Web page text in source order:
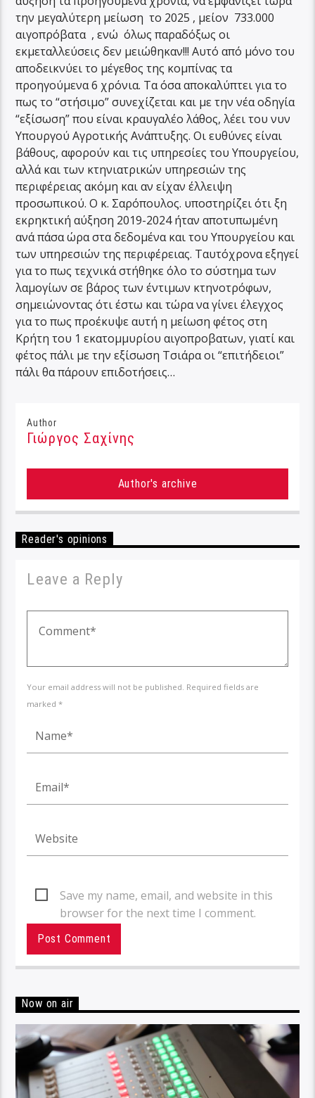
την μεγαλύτερη μείωση το 2025 , μείον 733.000
αιγοπρόβατα , ενώ όλως παραδόξως οι
εκμεταλλεύσεις δεν μειώθηκαν!!! Αυτό από μόνο του
αποδεικνύει το μέγεθος της κομπίνας τα
προηγούμενα 6 χρόνια. Τα όσα αποκαλύπτει για το
πως το “στήσιμο” συνεχίζεται και με την νέα οδηγία
“εξίσωση” που είναι κραυγαλέο λάθος, λέει του νυν
Υπουργού Αγροτικής Ανάπτυξης. Οι ευθύνες είναι
βάθους, αφορούν και τις υπηρεσίες του Υπουργείου,
αλλά και των κτηνιατρικών υπηρεσιών της
περιφέρειας ακόμη και αν είχαν έλλειψη
προσωπικού. Ο κ. Σαρόπουλος. υποστηρίζει ότι ξη
εκρηκτική αύξηση 2019-2024 ήταν αποτυπωμένη
ανά πάσα ώρα στα δεδομένα και του Υπουργείου και
των υπηρεσιών της περιφέρειας. Ταυτόχρονα εξηγεί
για το πως τεχνικά στήθηκε όλο το σύστημα των
λαμογίων σε βάρος των έντιμων κτηνοτρόφων,
σημειώνοντας ότι έστω και τώρα να γίνει έλεγχος
για το πως προέκυψε αυτή η μείωση φέτος στη
Κρήτη του 1 εκατομμυρίου αιγοπροβατων, γιατί και
φέτος πάλι με την εξίσωση Τσιάρα οι “επιτήδειοι”
πάλι θα πάρουν επιδοτήσεις…
Author
Γιώργος Σαχίνης
Author's archive
Reader's opinions
Leave a Reply
Your email address will not be published. Required fields are
marked *
Save my name, email, and website in this
browser for the next time I comment.
Now on air